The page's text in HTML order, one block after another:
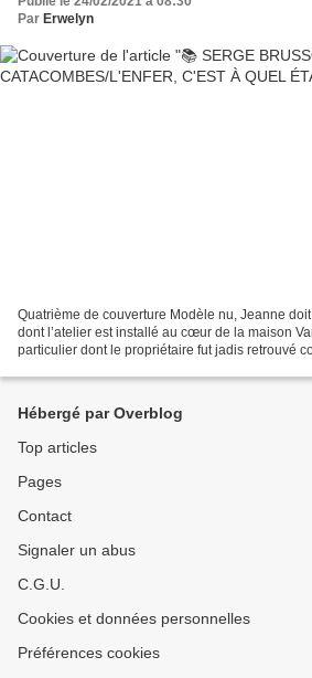
Par Erwelyn
Quatrième de couverture Modèle nu, Jeanne
dont l’atelier est installé au cœur de la maison
particulier dont le propriétaire fut jadis retrouvé
Hébergé par Overblog
Top articles
Pages
Contact
Signaler un abus
C.G.U.
Cookies et données personnelles
Préférences cookies